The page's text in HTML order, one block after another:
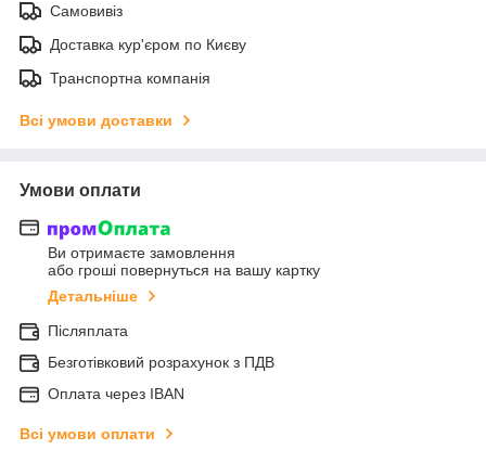
Самовивіз
Доставка кур'єром по Києву
Транспортна компанія
Всі умови доставки
Умови оплати
Ви отримаєте замовлення
або гроші повернуться на вашу картку
Детальніше
Післяплата
Безготівковий розрахунок з ПДВ
Оплата через IBAN
Всі умови оплати